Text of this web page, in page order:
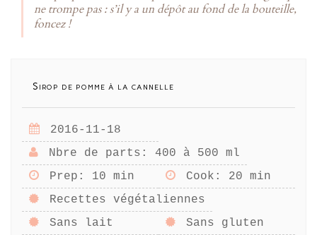
ne trompe pas : s’il y a un dépôt au fond de la bouteille,
foncez !
Sirop de pomme à la cannelle
2016-11-18
Nbre de parts : 400 à 500 ml
Prep : 10 min Cook : 20 min
Recettes végétaliennes
Sans lait
Sans gluten